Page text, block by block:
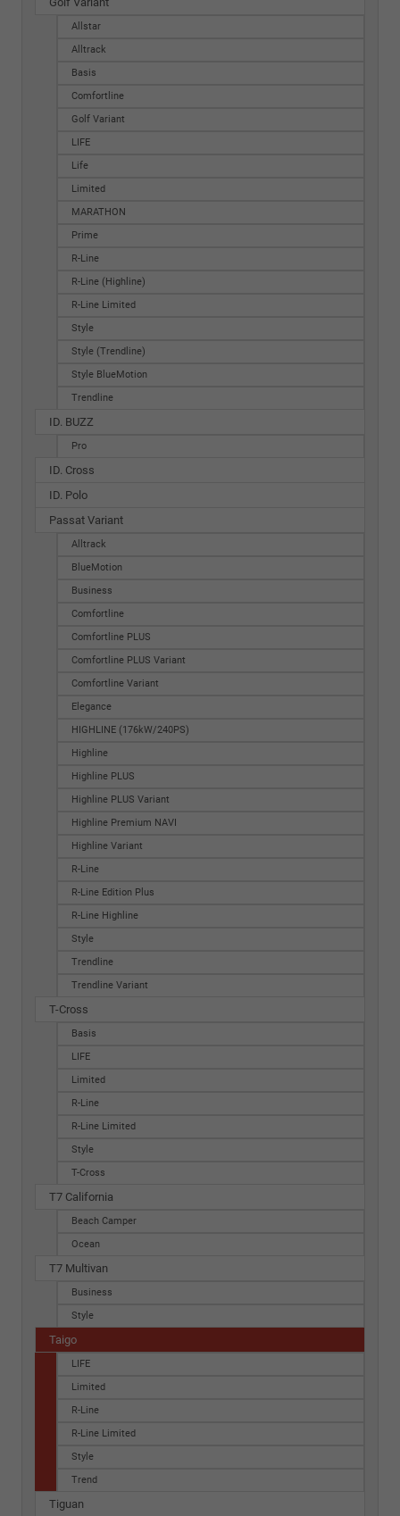
Allstar
Alltrack
Basis
Comfortline
Golf Variant
LIFE
Life
Limited
MARATHON
Prime
R-Line
R-Line (Highline)
R-Line Limited
Style
Style (Trendline)
Style BlueMotion
Trendline
ID. BUZZ
Pro
ID. Cross
ID. Polo
Passat Variant
Alltrack
BlueMotion
Business
Comfortline
Comfortline PLUS
Comfortline PLUS Variant
Comfortline Variant
Elegance
HIGHLINE (176kW/240PS)
Highline
Highline PLUS
Highline PLUS Variant
Highline Premium NAVI
Highline Variant
R-Line
R-Line Edition Plus
R-Line Highline
Style
Trendline
Trendline Variant
T-Cross
Basis
LIFE
Limited
R-Line
R-Line Limited
Style
T-Cross
T7 California
Beach Camper
Ocean
T7 Multivan
Business
Style
Taigo
LIFE
Limited
R-Line
R-Line Limited
Style
Trend
Tiguan